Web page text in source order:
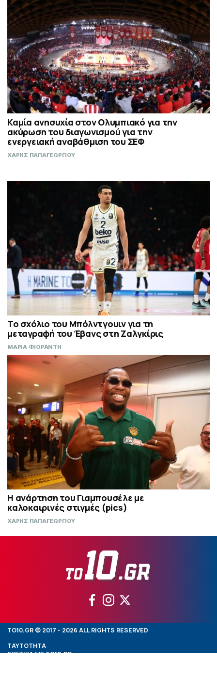
Καμία ανησυχία στον Ολυμπιακό για την
ακύρωση του διαγωνισμού για την
ενεργειακή αναβάθμιση του ΣΕΦ
ΧΑΡΗΣ ΠΑΠΑΓΕΩΡΓΙΟΥ
Το σχόλιο του Μπόλντγουιν για τη
μεταγραφή του Έβανς στη Ζαλγκίρις
ΜΑΡΙΑ ΦΙΟΡΑΝΤΗ
Η ανάρτηση του Γιαμπουσέλε με
καλοκαιρινές στιγμές (pics)
ΧΑΡΗΣ ΠΑΠΑΓΕΩΡΓΙΟΥ
TO10.GR © 2017 - 2026 ALL RIGHTS RESERVED
ΤΑΥΤΟΤΗΤΑ
ΣΧΕΤΙΚΑ ΜΕ TO10.GR